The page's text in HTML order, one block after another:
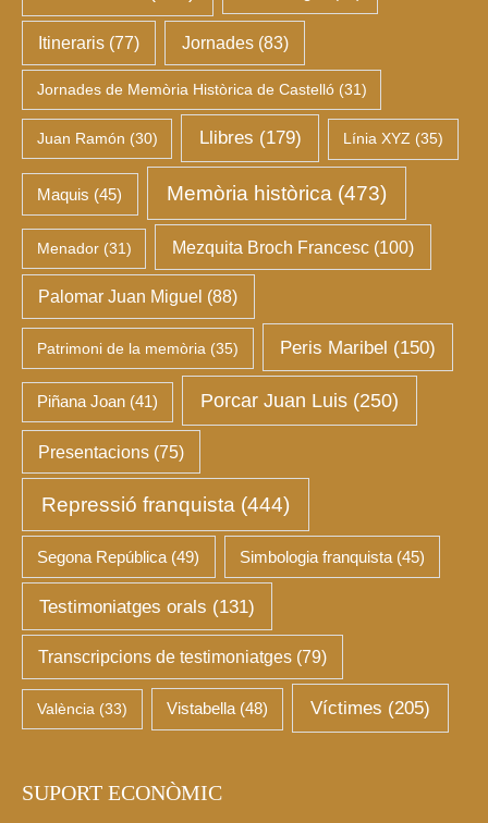
Itineraris (77) Jornades(83)
Jornades de Memòria Històrica de Castelló(31)
Juan Ramón (30) Llibres (179) Línia XYZ (35)
Maquis (45) Memòria històrica (473)
Menador(31) Mezquita Broch Francesc(100)
Palomar Juan Miguel (88)
Patrimoni de la memòria (35) Peris Maribel (150)
Piñana Joan (41) Porcar Juan Luis (250)
Presentacions (75)
Repressió franquista (444)
Segona República (49) Simbologia franquista (45)
Testimoniatges orals (131)
Transcripcions de testimoniatges (79)
València(33) Vistabella(48) Víctimes (205)
SUPORT ECONÒMIC